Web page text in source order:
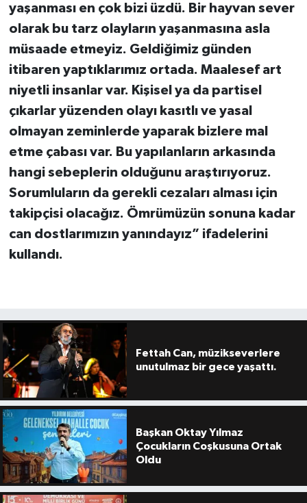
yaşanması en çok bizi üzdü. Bir hayvan sever
olarak bu tarz olayların yaşanmasına asla
müsaade etmeyiz. Geldiğimiz günden
itibaren yaptıklarımız ortada. Maalesef art
niyetli insanlar var. Kişisel ya da partisel
çıkarlar yüzenden olayı kasıtlı ve yasal
olmayan zeminlerde yaparak bizlere mal
etme çabası var. Bu yapılanların arkasında
hangi sebeplerin olduğunu araştırıyoruz.
Sorumluların da gerekli cezaları alması için
takipçisi olacağız. Ömrümüzün sonuna kadar
can dostlarımızın yanındayız” ifadelerini
kullandı.
Fettah Can, müzikseverlere
unutulmaz bir gece yaşattı.
Başkan Oktay Yılmaz
Çocukların Coşkusuna Ortak
Oldu